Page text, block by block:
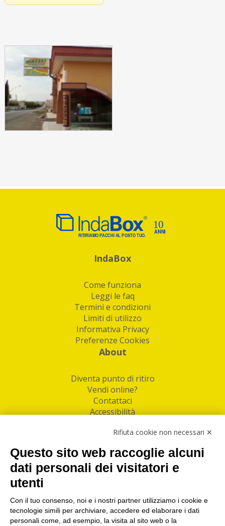
IndaBox
Come funziona
Leggi le faq
Termini e condizioni
Limiti di utilizzo
Informativa Privacy
Preferenze Cookies
About
Diventa punto di ritiro
Vendi online?
Contattaci
Accessibilità
Facebook
Linkedin
I nostri punti di ritiro e spedizione pacchi nelle
maggiori città italiane
Torino|Milano|Roma|Bologna|Firenze| Genova
Rifiuta cookie non necessari ✕
Questo sito web raccoglie alcuni
dati personali dei visitatori e
utenti
Con il tuo consenso, noi e i nostri partner utilizziamo i cookie e
tecnologie simili per archiviare, accedere ed elaborare i dati
personali come, ad esempio, la visita al sito web o la